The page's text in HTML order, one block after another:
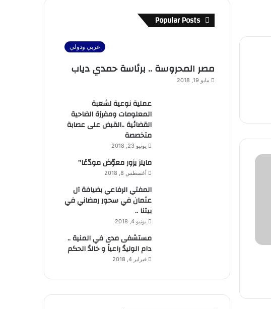
Popular Posts
عربي ودولي
مصر المحروسة .. برئاسة حمدي دياب
مايو 19, 2018
عملية نوعية لشعبة
المعلومات ومفرزة الضاحية
القضائية ..القبض على عصابة
متخصصة
يونيو 23, 2018
مايلز يزور معوّض مودّعًا”
أغسطس 8, 2018
المفتي الرفاعي بضيافة آل
عثمان في سحور رمضاني في
بيتنا ..
يونيو 4, 2018
مستشفى مدى في المنية ..
دام الوليدُ راعياً و خالدُ الحكم
فبراير 4, 2018